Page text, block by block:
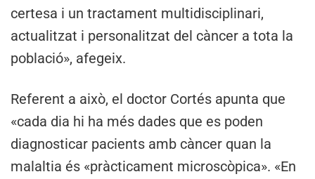
certesa i un tractament multidisciplinari,
actualitzat i personalitzat del càncer a tota la
població», afegeix.
Referent a això, el doctor Cortés apunta que
«cada dia hi ha més dades que es poden
diagnosticar pacients amb càncer quan la
malaltia és «pràcticament microscòpica». «En